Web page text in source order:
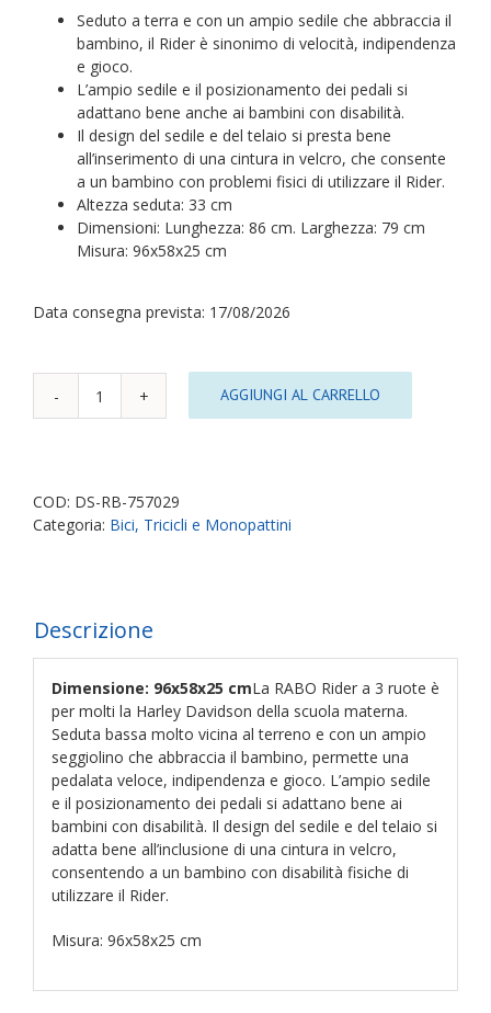
Seduto a terra e con un ampio sedile che abbraccia il
bambino, il Rider è sinonimo di velocità, indipendenza
e gioco.
L’ampio sedile e il posizionamento dei pedali si
adattano bene anche ai bambini con disabilità.
Il design del sedile e del telaio si presta bene
all’inserimento di una cintura in velcro, che consente
a un bambino con problemi fisici di utilizzare il Rider.
Altezza seduta: 33 cm
Dimensioni: Lunghezza: 86 cm. Larghezza: 79 cm
Misura: 96x58x25 cm
Data consegna prevista: 17/08/2026
Triciclo
Rabo
quantità
AGGIUNGI AL CARRELLO
COD: DS-RB-757029
Categoria: Bici, Tricicli e Monopattini
Descrizione
Dimensione: 96x58x25 cmLa RABO Rider a 3 ruote è
per molti la Harley Davidson della scuola materna.
Seduta bassa molto vicina al terreno e con un ampio
seggiolino che abbraccia il bambino, permette una
pedalata veloce, indipendenza e gioco. L’ampio sedile
e il posizionamento dei pedali si adattano bene ai
bambini con disabilità. Il design del sedile e del telaio si
adatta bene all’inclusione di una cintura in velcro,
consentendo a un bambino con disabilità fisiche di
utilizzare il Rider.
Misura: 96x58x25 cm